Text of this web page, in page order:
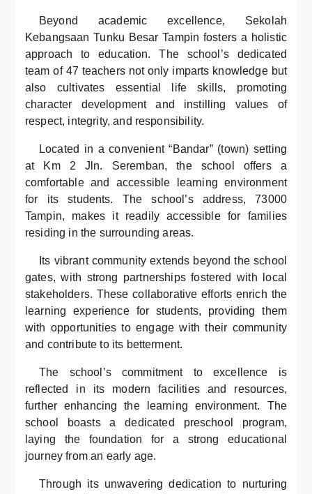
Beyond academic excellence, Sekolah
Kebangsaan Tunku Besar Tampin fosters a holistic
approach to education. The school’s dedicated
team of 47 teachers not only imparts knowledge but
also cultivates essential life skills, promoting
character development and instilling values of
respect, integrity, and responsibility.
Located in a convenient “Bandar” (town) setting
at Km 2 Jln. Seremban, the school offers a
comfortable and accessible learning environment
for its students. The school’s address, 73000
Tampin, makes it readily accessible for families
residing in the surrounding areas.
Its vibrant community extends beyond the school
gates, with strong partnerships fostered with local
stakeholders. These collaborative efforts enrich the
learning experience for students, providing them
with opportunities to engage with their community
and contribute to its betterment.
The school’s commitment to excellence is
reflected in its modern facilities and resources,
further enhancing the learning environment. The
school boasts a dedicated preschool program,
laying the foundation for a strong educational
journey from an early age.
Through its unwavering dedication to nurturing